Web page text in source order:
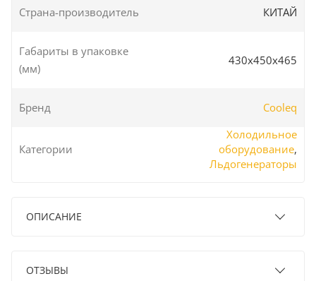
Страна-производитель КИТАЙ
Габариты в упаковке
(мм)
430x450x465
Бренд Cooleq
Категории
Холодильное
оборудование,
Льдогенераторы
ОПИСАНИЕ
ОТЗЫВЫ